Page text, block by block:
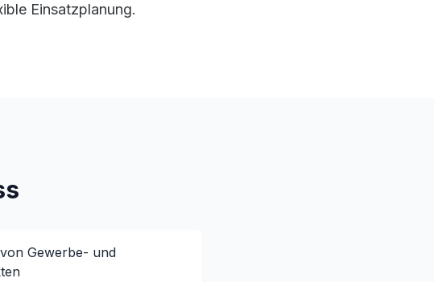
Einsatzplanung.
Gewerbe- und